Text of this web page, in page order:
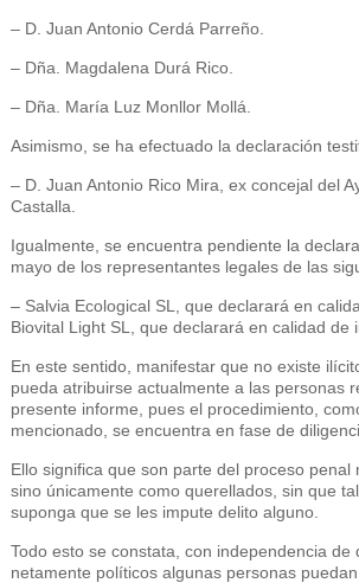
– D. Juan Antonio Cerdá Parreño.
– Dña. Magdalena Durá Rico.
– Dña. María Luz Monllor Mollá.
Asimismo, se ha efectuado la declaración
– D. Juan Antonio Rico Mira, ex concejal del
Castalla.
Igualmente, se encuentra pendiente la
mayo de los representantes legales de las
– Salvia Ecological SL, que declarará en
Biovital Light SL, que declarará en calidad de
En este sentido, manifestar que no existe
pueda atribuirse actualmente a las personas
presente informe, pues el procedimiento,
mencionado, se encuentra en fase de
Ello significa que son parte del proceso penal
sino únicamente como querellados, sin que
suponga que se les impute delito alguno.
Todo esto se constata, con independencia de
netamente políticos algunas personas